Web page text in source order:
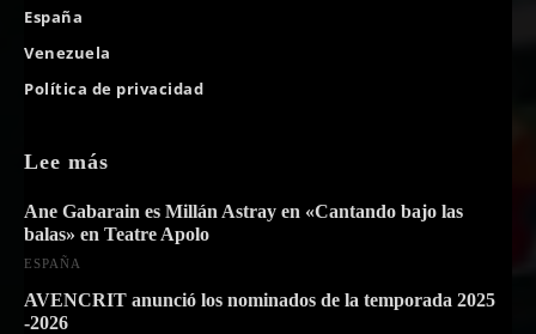
España
Venezuela
Política de privacidad
Lee más
Ane Gabarain es Millán Astray en «Cantando bajo las
balas» en Teatre Apolo
ESPAÑA
AVENCRIT anunció los nominados de la temporada 2025
-2026